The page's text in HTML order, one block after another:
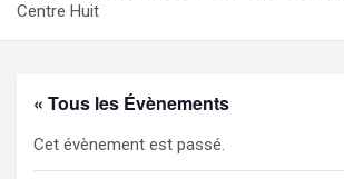
Centre Huit
« Tous les Évènements
Cet évènement est passé.